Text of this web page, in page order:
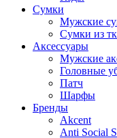
Сумки
Мужские
Сумки из
Аксессуары
Мужские
Головные
Патч
Шарфы
Бренды
Akcent
Anti Social